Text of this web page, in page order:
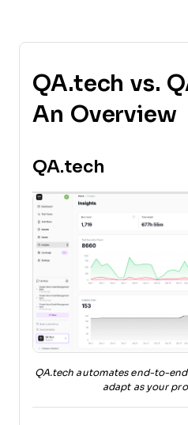
QA.tech vs.
An Overview
QA.tech
QA.tech automates end-to-
adapt as your